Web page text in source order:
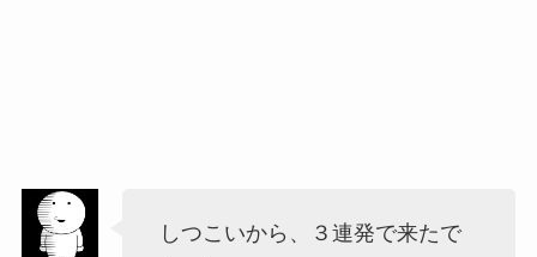
しつこいから、３連発で来たで